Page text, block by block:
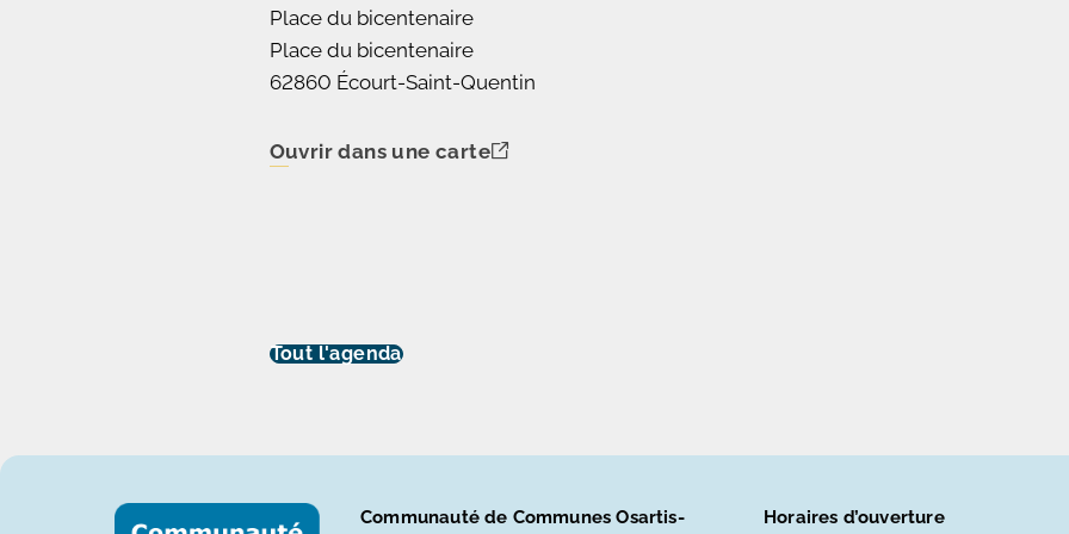
Place du bicentenaire
Place du bicentenaire
62860 Écourt-Saint-Quentin
Ouvrir dans une carte
Tout l'agenda
Communauté de Communes Osartis- Horaires d’ouverture